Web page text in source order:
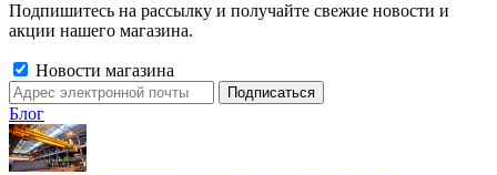
Подпишитесь на рассылку и получайте свежие новости и
акции нашего магазина.
Новости магазина
Блог